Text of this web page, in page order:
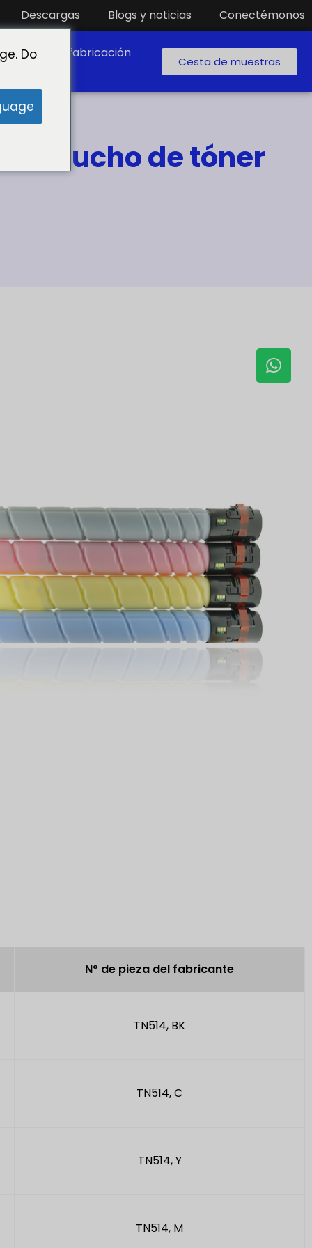
Descargas Blogs y noticias Conectémonos
de fabricación
Cesta de muestras
cartucho de tóner
Nº de pieza del fabricante
TN514, BK
TN514, C
TN514, Y
TN514, M
Do